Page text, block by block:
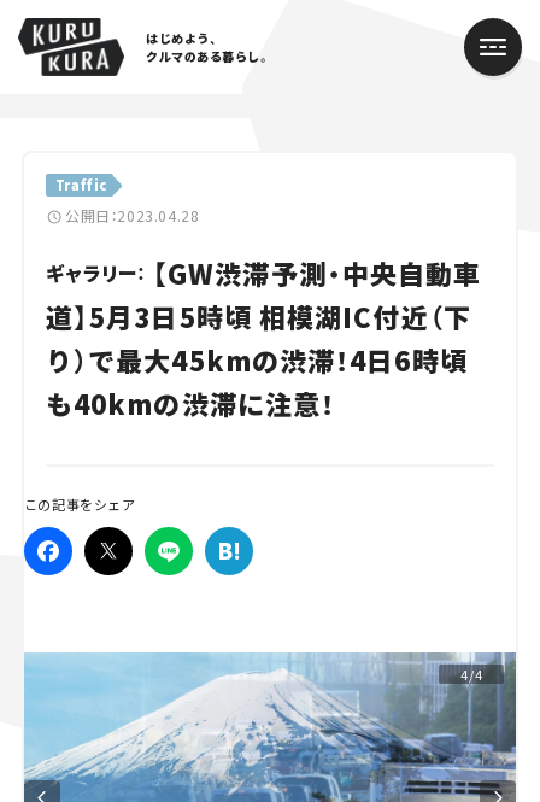
はじめよう、
クルマのある暮らし。
Traffic
公開日：2023.04.28
ギャラリー： 【GW渋滞予測・中央自動車
道】5月3日5時頃 相模湖IC付近（下
り）で最大45kmの渋滞！4日6時頃
も40kmの渋滞に注意！
この記事をシェア
4/4
Cars
Lifestyle
Traffic
Special
Campaign
人気のハッシュタグ
スズキ ジムニー｜Suzuki Jimny